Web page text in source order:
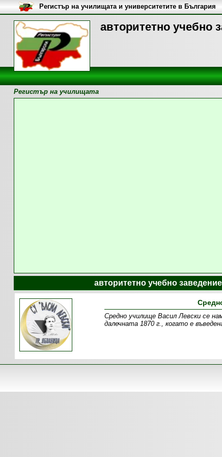
авторитетно учебно
Регистър на училищата и университетите в България
Регистър на училищата
авторитетно учебно
Средно училище Васил Левски се
далечната 1870 г., когато е